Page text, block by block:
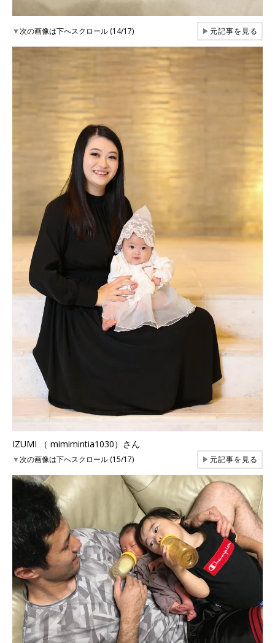
▼次の画像は下へスクロール (14/17) ▶元記事を見る
IZUMI （ mimimintia1030）さん
▼次の画像は下へスクロール (15/17) ▶元記事を見る